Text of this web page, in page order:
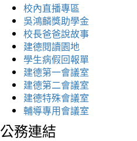
校內直播專區
吳鴻麟獎助學金
校長爸爸說故事
建德閱讀園地
學生病假回報單
建德第一會議室
建德第二會議室
建德特殊會議室
輔導專用會議室
公務連結